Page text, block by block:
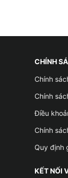
CHÍNH
Chính
Chính
Điều
Chính
Quy định
KẾT NỐI